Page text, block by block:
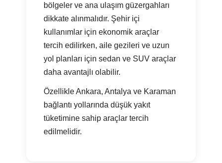
bölgeler ve ana ulaşım güzergahları
dikkate alınmalıdır. Şehir içi
kullanımlar için ekonomik araçlar
tercih edilirken, aile gezileri ve uzun
yol planları için sedan ve SUV araçlar
daha avantajlı olabilir.
Özellikle Ankara, Antalya ve Karaman
bağlantı yollarında düşük yakıt
tüketimine sahip araçlar tercih
edilmelidir.